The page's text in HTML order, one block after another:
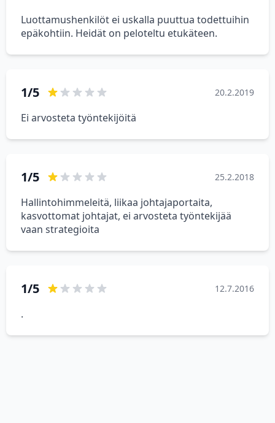
Luottamushenkilöt ei uskalla puuttua todettuihin
epäkohtiin. Heidät on peloteltu etukäteen.
1/5 20.2.2019
Ei arvosteta työntekijöitä
1/5 25.2.2018
Hallintohimmeleitä, liikaa johtajaportaita,
kasvottomat johtajat, ei arvosteta työntekijää
vaan strategioita
1/5 12.7.2016
.